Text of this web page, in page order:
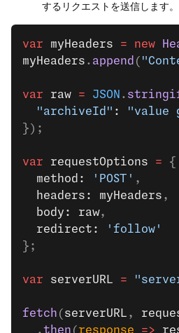
するリクエストを送信します。
var myHeaders = new
myHeaders . append (
var raw = JSON .
  "archiveId"
:
"value
});
var requestOptions = {
  method:
'POST' ,
  headers: myHeaders
,
  body: raw
,
  redirect:
'follow'
};
var serverURL =
fetch ( serverURL ,
  .
then ( response =>